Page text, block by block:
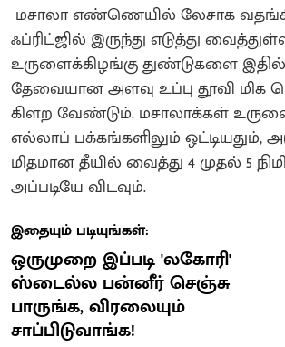
மசாலா எண்ணெயில் லேசாக
ஃப்ரிட்ஜில் இருந்து எடுத்து
உருளைக்கிழங்கு துண்டுகளை
தேவையான அளவு உப்பு தூவி மிக
கிளற வேண்டும். மசாலாக்கள்
எல்லாப் பக்கங்களிலும் ஒட்டியதும்,
மிதமான தீயில் வைத்து 4 முதல் 5
அப்படியே விடவும்.
இதையும் படியுங்கள்:
ஒருமுறை இப்படி 'லகோரி'
ஸ்டைல்ல பன்னீர் செஞ்சு
பாருங்க, விரலையும்
சாப்பிடுவாங்க!